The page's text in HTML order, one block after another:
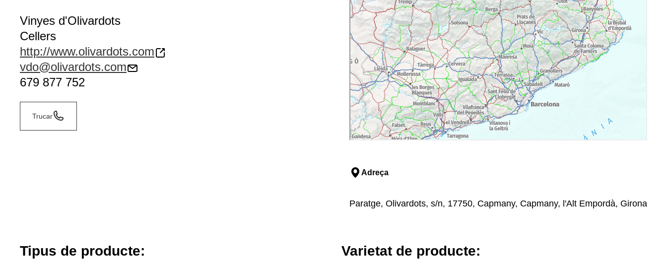
Vinyes d'Olivardots
Cellers
http://www.olivardots.com
vdo@olivardots.com
679 877 752
Trucar
Adreça
Paratge, Olivardots, s/n, 17750, Capmany, Capmany, l'Alt Empordà, Girona
Tipus de producte: Varietat de producte: